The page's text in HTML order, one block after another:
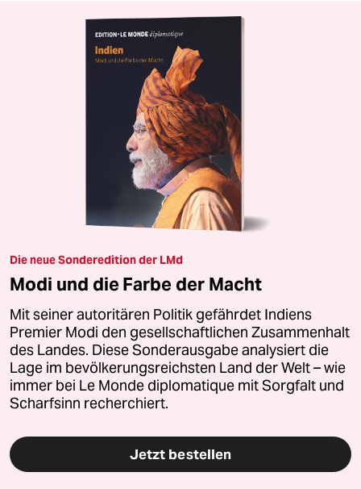
Die neue Sonderedition der LMd
Modi und die Farbe der Macht
Mit seiner autoritären Politik gefährdet Indiens
Premier Modi den gesellschaftlichen Zusammenhalt
des Landes. Diese Sonderausgabe analysiert die
Lage im bevölkerungsreichsten Land der Welt – wie
immer bei Le Monde diplomatique mit Sorgfalt und
Scharfsinn recherchiert.
Jetzt bestellen